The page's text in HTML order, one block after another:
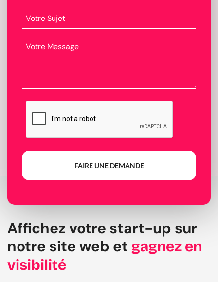
FAIRE UNE DEMANDE
Affichez votre start-up sur
notre site web et gagnez en
visibilité